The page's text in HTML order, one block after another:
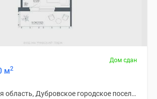
Дом сдан
м2
Ленинградская область, Дубровское городское поселение